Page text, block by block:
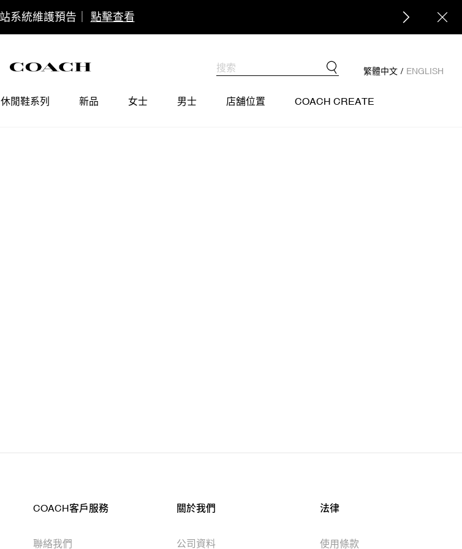
COACH會員權益調整通知
繁體中文 / ENGLISH
休閒鞋系列 新品 女士 男士 店舖位置 COACH CREATE
COACH客戶服務
聯絡我們
關於我們
公司資料
法律
使用條款